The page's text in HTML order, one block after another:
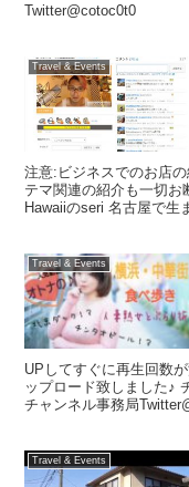
Twitter@cotoc0t0
Travel & Events
注意:ビジネスでのお店
テマ関連の紹介も一切
Hawaiiのseri 名古屋で生
Travel & Events
UPしてすぐに再生回数
ップロード致しました♪
チャンネル事務局
Travel & Events